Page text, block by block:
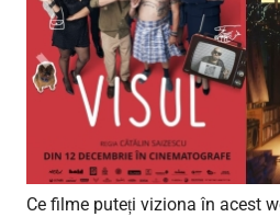
Ce filme puteți viziona în acest